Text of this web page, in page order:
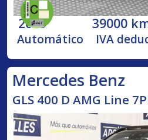
2019 39000
Automático IVA
Mercedes Benz
GLS 400 D AMG Line